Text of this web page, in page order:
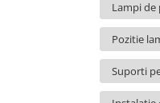
Volvo FH 2 Euro 4